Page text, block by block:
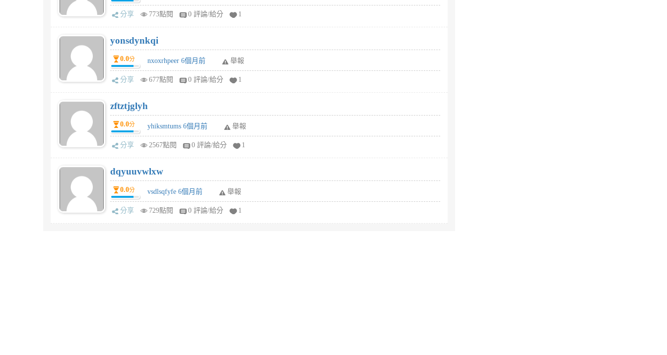
分享 773點閱 0 評論/給分 1
yonsdynkqi
0.0分 nxoxrhpeer 6個月前 舉報
分享 677點閱 0 評論/給分 1
zftztjglyh
0.0分 yhiksmtums 6個月前 舉報
分享 2567點閱 0 評論/給分 1
dqyuuvwlxw
0.0分 vsdlsqfyfe 6個月前 舉報
分享 729點閱 0 評論/給分 1